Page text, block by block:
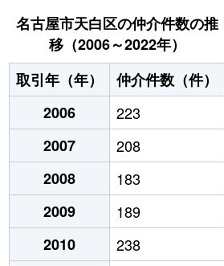
名古屋市天白区の仲介件数の推
移（2006～2022年）
取引年（年）
仲介件数（件）
2006
223
2007
208
2008
183
2009
189
2010
238